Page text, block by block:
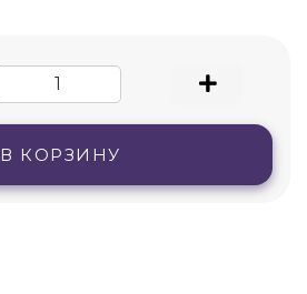
В КОРЗИНУ